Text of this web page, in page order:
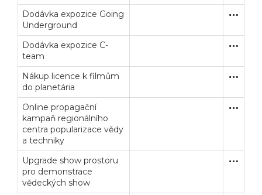
Dodávka expozice Going
Underground
Dodávka expozice C-
team
Nákup licence k filmům
do planetária
Služby
Online propagační
kampaň regionálního
centra popularizace vědy
a techniky
Služby
Upgrade show prostoru
pro demonstrace
vědeckých show